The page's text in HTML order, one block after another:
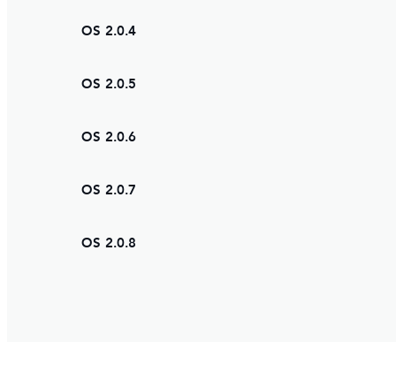
OS 2.0.4
OS 2.0.5
OS 2.0.6
OS 2.0.7
OS 2.0.8